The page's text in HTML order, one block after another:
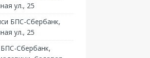
ул., 25
БПС-Сбербанк,
ул., 25
БПС-Сбербанк,